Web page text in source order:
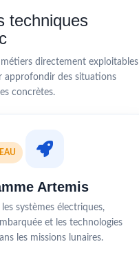
techniques
directement exploitables
approfondir des situations
concrètes.
Artemis
systèmes électriques,
et les technologies
les missions lunaires.